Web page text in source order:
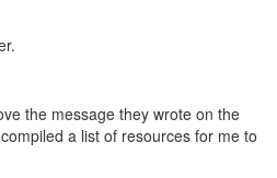
the message they wrote on the
a list of resources for me to